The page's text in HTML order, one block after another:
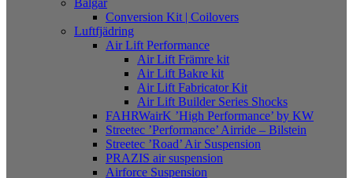
Bälgar
Conversion Kit | Coilovers
Luftfjädring
Air Lift Performance
Air Lift Främre kit
Air Lift Bakre kit
Air Lift Fabricator Kit
Air Lift Builder Series Shocks
FAHRWairK ’High Performance’ by KW
Streetec ’Performance’ Airride – Bilstein
Streetec ’Road’ Air Suspension
PRAZIS air suspension
Airforce Suspension